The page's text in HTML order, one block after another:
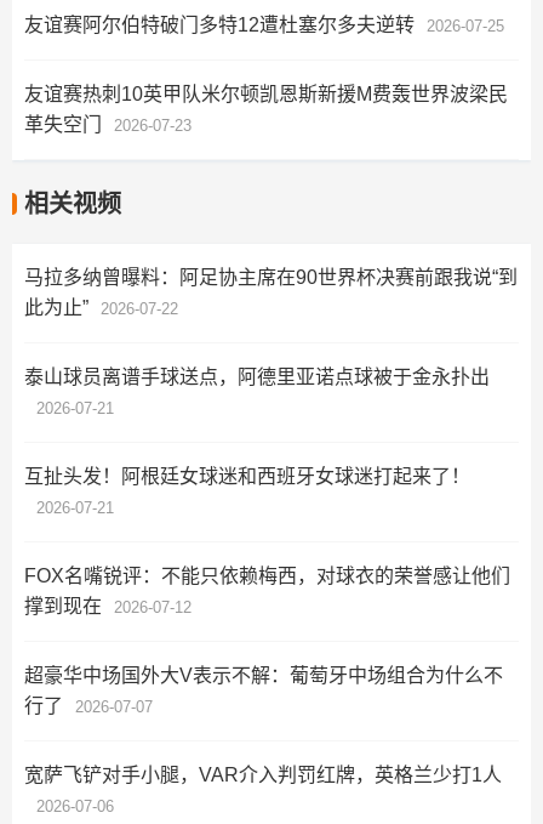
友谊赛阿尔伯特破门多特12遭杜塞尔多夫逆转 2026-07-25
友谊赛热刺10英甲队米尔顿凯恩斯新援M费轰世界波梁民
革失空门
2026-07-23
相关视频
马拉多纳曾曝料：阿足协主席在90世界杯决赛前跟我说“到
此为止”
2026-07-22
泰山球员离谱手球送点，阿德里亚诺点球被于金永扑出
2026-07-21
互扯头发！阿根廷女球迷和西班牙女球迷打起来了！
2026-07-21
FOX名嘴锐评：不能只依赖梅西，对球衣的荣誉感让他们
撑到现在
2026-07-12
超豪华中场国外大V表示不解：葡萄牙中场组合为什么不
行了
2026-07-07
宽萨飞铲对手小腿，VAR介入判罚红牌，英格兰少打1人
2026-07-06